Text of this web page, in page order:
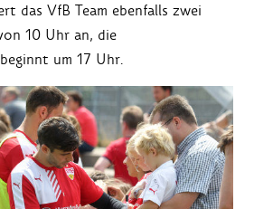
das VfB Team ebenfalls zwei
10 Uhr an, die
um 17 Uhr.